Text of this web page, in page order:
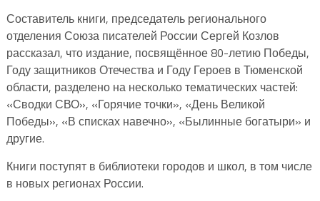
Составитель книги, председатель регионального
отделения Союза писателей России Сергей Козлов
рассказал, что издание, посвящённое 80-летию Победы,
Году защитников Отечества и Году Героев в Тюменской
области, разделено на несколько тематических частей:
«Сводки СВО», «Горячие точки», «День Великой
Победы», «В списках навечно», «Былинные богатыри» и
другие.
Книги поступят в библиотеки городов и школ, в том числе
в новых регионах России.